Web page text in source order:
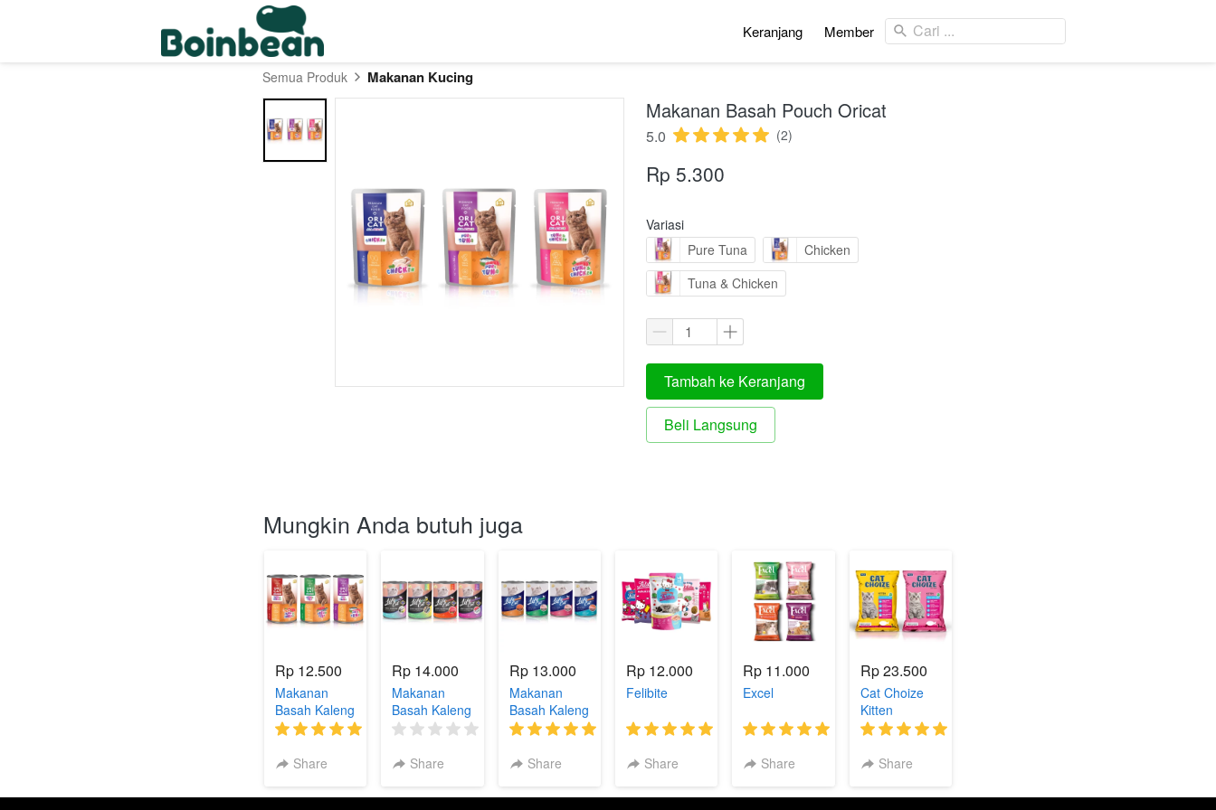
Keranjang Member Cari ...
Keranjang Member Cari ...
Semua Produk Makanan Kucing
Makanan Basah Pouch Oricat
5.0 (2)
Rp 5.300
Variasi
Pure Tuna
Chicken
Tuna & Chicken
`
Tambah ke Keranjang
`Beli Langsung
Mungkin Anda butuh juga
Rp 12.500
Makanan
Basah Kaleng
Oricat
Share
Rp 14.000
Makanan
Basah Kaleng
Lifecat Plus
Share
Rp 13.000
Makanan
Basah Kaleng
Lifecat
Share
Rp 12.000
Felibite
Share
Rp 11.000
Excel
Share
Rp 23.500
Cat Choize
Kitten
Share